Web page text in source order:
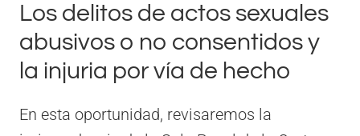
Los delitos de actos sexuales
abusivos o no consentidos y
la injuria por vía de hecho
En esta oportunidad, revisaremos la